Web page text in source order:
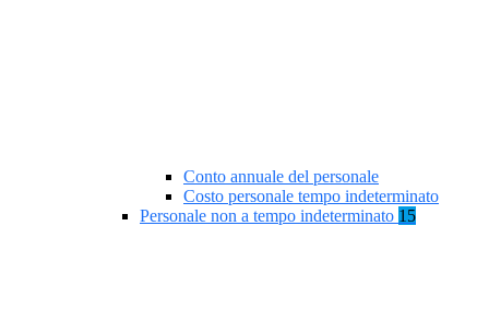
Conto annuale del personale
Costo personale tempo indeterminato
Personale non a tempo indeterminato 15